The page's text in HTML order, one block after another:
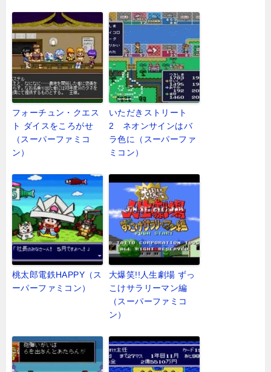
フォーチュン・クエス
ト ダイスをころがせ
（スーパーファミコ
ン）
いただきストリート
2 ネオンサインはバ
ラ色に（スーパーファ
ミコン）
桃太郎電鉄HAPPY（ス
ーパーファミコン）
大爆笑!!人生劇場 ずっ
こけサラリーマン編
（スーパーファミコ
ン）